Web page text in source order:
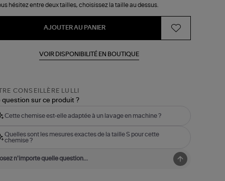
hésitez entre deux tailles, choisissez la taille au dessus.
AJOUTER AU PANIER
VOIR DISPONIBILITÉ EN BOUTIQUE
CONSEILLÈRE LULLI
question sur ce produit ?
Cette chemise est-elle adaptée à un lavage en machine ?
Quelles sont les mesures exactes de la taille S pour cette
chemise ?